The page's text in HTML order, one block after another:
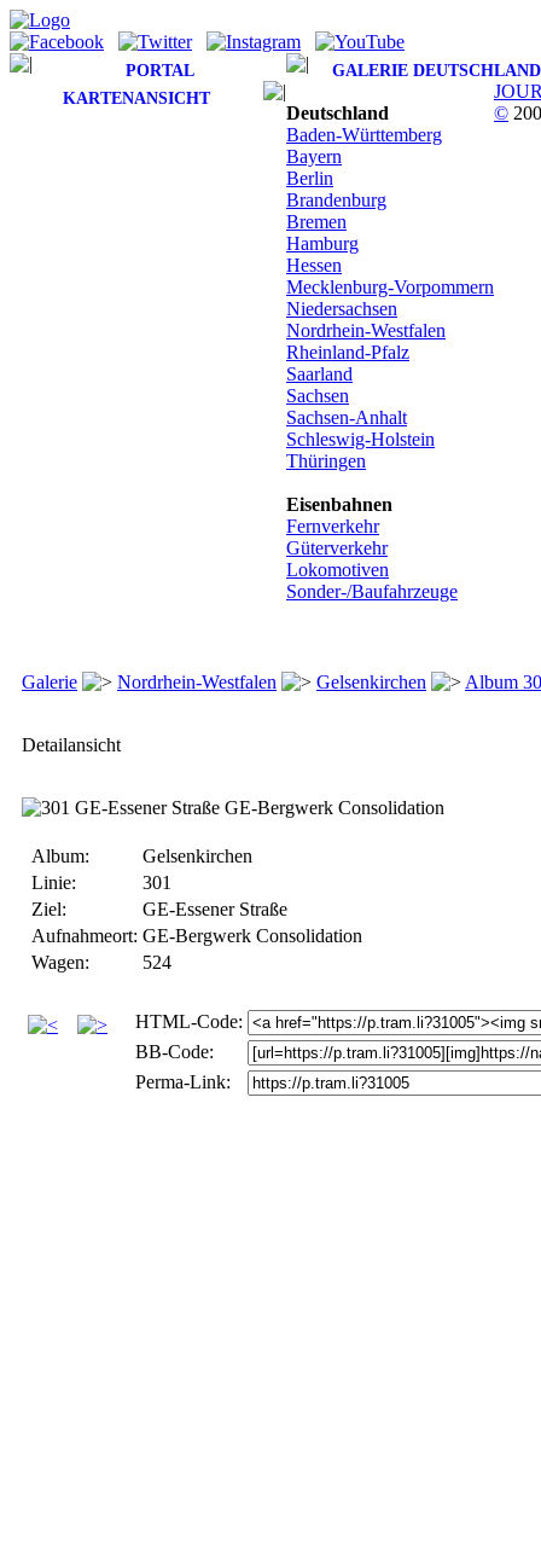
PORTAL
GALERIE DEUTSCHLAND
KARTENANSICHT
Deutschland
Baden-Württemberg
Bayern
Berlin
Brandenburg
Bremen
Hamburg
Hessen
Mecklenburg-Vorpommern
Niedersachsen
Nordrhein-Westfalen
Rheinland-Pfalz
Saarland
Sachsen
Sachsen-Anhalt
Schleswig-Holstein
Thüringen
Eisenbahnen
Fernverkehr
Güterverkehr
Lokomotiven
Sonder-/Baufahrzeuge
Galerie Nordrhein-Westfalen Gelsenkirchen Album
Detailansicht
Album:
Gelsenkirchen
Linie:
301
Ziel:
GE-Essener Straße
Aufnahmeort: GE-Bergwerk Consolidation
Wagen:
524
HTML-Code:
BB-Code:
Perma-Link:
©